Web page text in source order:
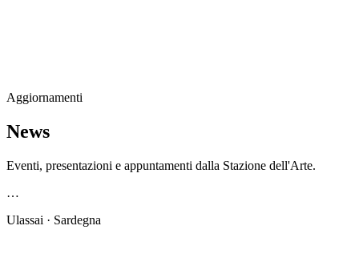
Aggiornamenti
News
Eventi, presentazioni e appuntamenti dalla Stazione dell'Arte.
…
Ulassai · Sardegna